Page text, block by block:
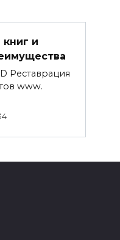
книг и
Реставрация
www.